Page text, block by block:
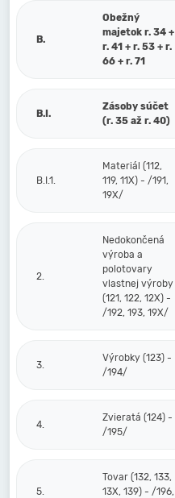
B.
Obežný
majetok r. 34 +
r. 41 + r. 53 + r.
66 + r. 71
B.I.
Zásoby súčet
(r. 35 až r. 40)
B.I.1.
Materiál (112,
119, 11X) - /191,
19X/
2.
Nedokončená
výroba a
polotovary
vlastnej výroby
(121, 122, 12X) -
/192, 193, 19X/
3.
Výrobky (123) -
/194/
4.
Zvieratá (124) -
/195/
5.
Tovar (132, 133,
13X, 139) - /196,